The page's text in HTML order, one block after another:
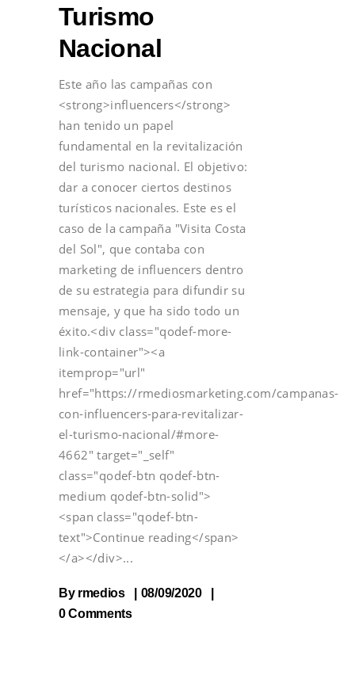
Turismo
Nacional
Este año las campañas con
<strong>influencers</strong>
han tenido un papel
fundamental en la revitalización
del turismo nacional. El objetivo:
dar a conocer ciertos destinos
turísticos nacionales. Este es el
caso de la campaña "Visita Costa
del Sol", que contaba con
marketing de influencers dentro
de su estrategia para difundir su
mensaje, y que ha sido todo un
éxito.<div class="qodef-more-
link-container"><a
itemprop="url"
href="https://rmediosmarketing.com/campanas-
con-influencers-para-revitalizar-
el-turismo-nacional/#more-
4662" target="_self"
class="qodef-btn qodef-btn-
medium qodef-btn-solid">
<span class="qodef-btn-
text">Continue reading</span>
</a></div>
By rmedios
08/09/2020
0 Comments